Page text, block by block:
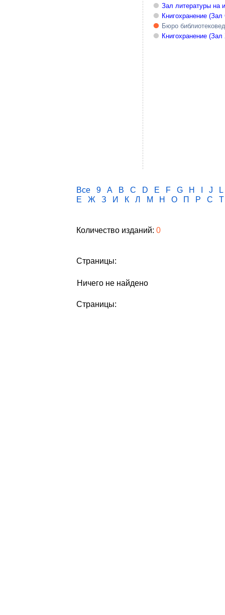
Зал литературы на
Книгохранение
Бюро
Книгохранение
Все 9 A B C D E F G H J
L
Е
Ж З И К Л М Н О П Р С Т
Количество изданий: 0
Страницы:
Ничего не найдено
Страницы: